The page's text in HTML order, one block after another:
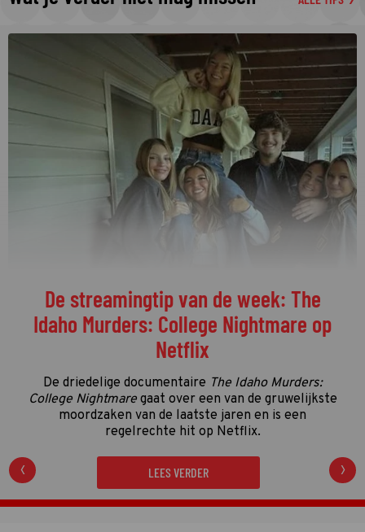
Welke programma's liggen momenteel
op kop in de vierde kwalificatieronde?
De vierde kwalificatieronde én de streamingronde
van de Gouden Televizier-Ring 2026 zijn in volle
gang. Tijd dus voor de eerste én enige tussenstand!
LEES VERDER